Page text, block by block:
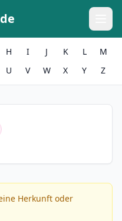
H I J K L
M
U V W X Y Z
Herkunft oder